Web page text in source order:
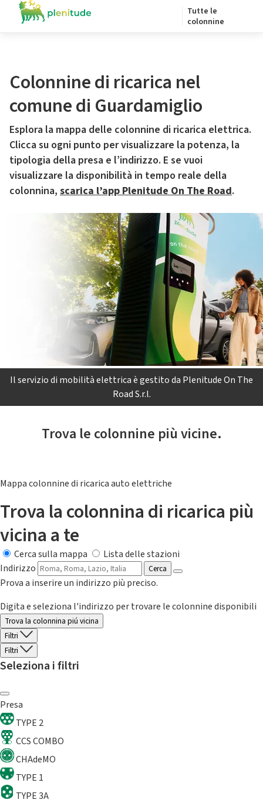
Tutte le
colonnine
Colonnine di ricarica nel
comune di Guardamiglio
Esplora la mappa delle colonnine di ricarica elettrica.
Clicca su ogni punto per visualizzare la potenza, la
tipologia della presa e l’indirizzo. E se vuoi
visualizzare la disponibilità in tempo reale della
colonnina, scarica l’app Plenitude On The Road.
Il servizio di mobilità elettrica è gestito da Plenitude On The
Road S.r.l.
Trova le colonnine più vicine.
Mappa colonnine di ricarica auto elettriche
Trova la colonnina di ricarica più
vicina a te
Cerca sulla mappa
Lista delle stazioni
Indirizzo
Cerca
Prova a inserire un indirizzo più preciso.
Digita e seleziona l'indirizzo per trovare le colonnine disponibili
Trova la colonnina piú vicina
Filtri
Filtri
Seleziona i filtri
Presa
TYPE 2
CCS COMBO
CHAdeMO
TYPE 1
TYPE 3A